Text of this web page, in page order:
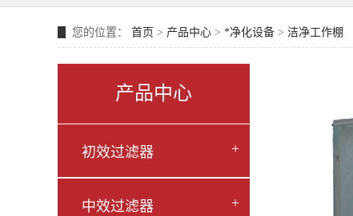
您的位置： 首页 > 产品中心 > *净化设备 > 洁净工作棚
产品中心
初效过滤器 +
中效过滤器 +